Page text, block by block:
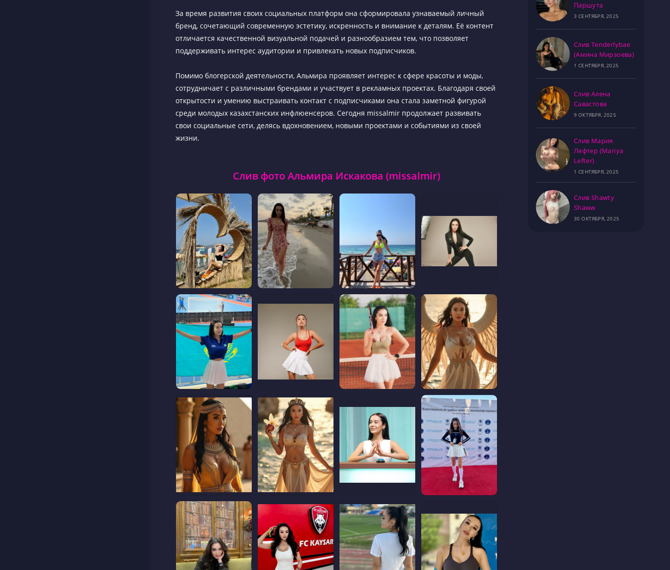
За время развития своих социальных платформ она сформировала узнаваемый личный
бренд, сочетающий современную эстетику, искренность и внимание к деталям. Её контент
отличается качественной визуальной подачей и разнообразием тем, что позволяет
поддерживать интерес аудитории и привлекать новых подписчиков.
Помимо блогерской деятельности, Альмира проявляет интерес к сфере красоты и моды,
сотрудничает с различными брендами и участвует в рекламных проектах. Благодаря своей
открытости и умению выстраивать контакт с подписчиками она стала заметной фигурой
среди молодых казахстанских инфлюенсеров. Сегодня missalmir продолжает развивать
свои социальные сети, делясь вдохновением, новыми проектами и событиями из своей
жизни.
Слив фото Альмира Искакова (missalmir)
Паршута
3 СЕНТЯБРЯ, 2025
Слив Tenderlybae
(Амина Мирзоева)
1 СЕНТЯБРЯ, 2025
Слив Алена
Савастова
9 ОКТЯБРЯ, 2025
Слив Мария
Лефтер (Mariya
Lefter)
1 СЕНТЯБРЯ, 2025
Слив Shawty
Shaww
30 ОКТЯБРЯ, 2025